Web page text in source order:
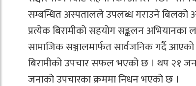
सम्बन्धित अस्पतालले उपलब्ध गराउने बिलको
प्रत्येक बिरामीको सहयोग सङ्कलन अभियानका
सामाजिक सञ्जालमार्फत सार्वजनिक गर्दै
बिरामीको उपचार सफल भएको छ । थप २१
जनाको उपचारका क्रममा निधन भएको छ ।